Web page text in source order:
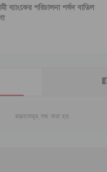
ব্যাংকের পরিচালনা পর্ষদ বাতিল
মন্তব্যসমূহ বন্ধ করা হয়.